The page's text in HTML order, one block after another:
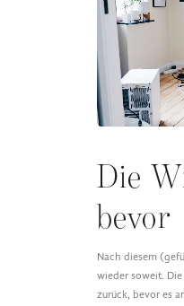
Die
bevor
Nach diesem
wieder soweit.
zurück, bevor es